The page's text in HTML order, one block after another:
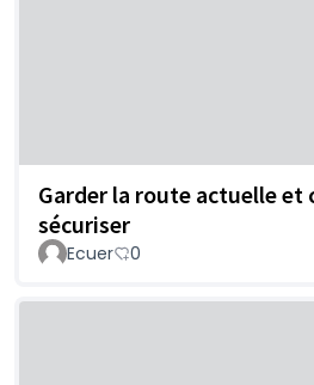
Garder la route actuelle et
sécuriser
Ecuer 0